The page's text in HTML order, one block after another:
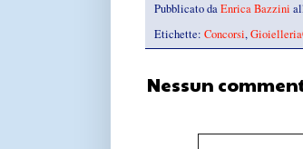
Pubblicato daEnrica Bazzini
Etichette: Concorsi,
Nessun